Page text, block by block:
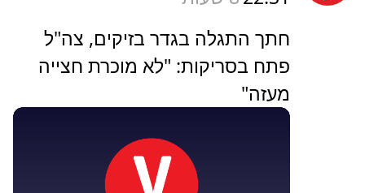
חתך התגלה בגדר בזיקים, צה"ל
פתח בסריקות: "לא מוכרת חצייה
מעזה"